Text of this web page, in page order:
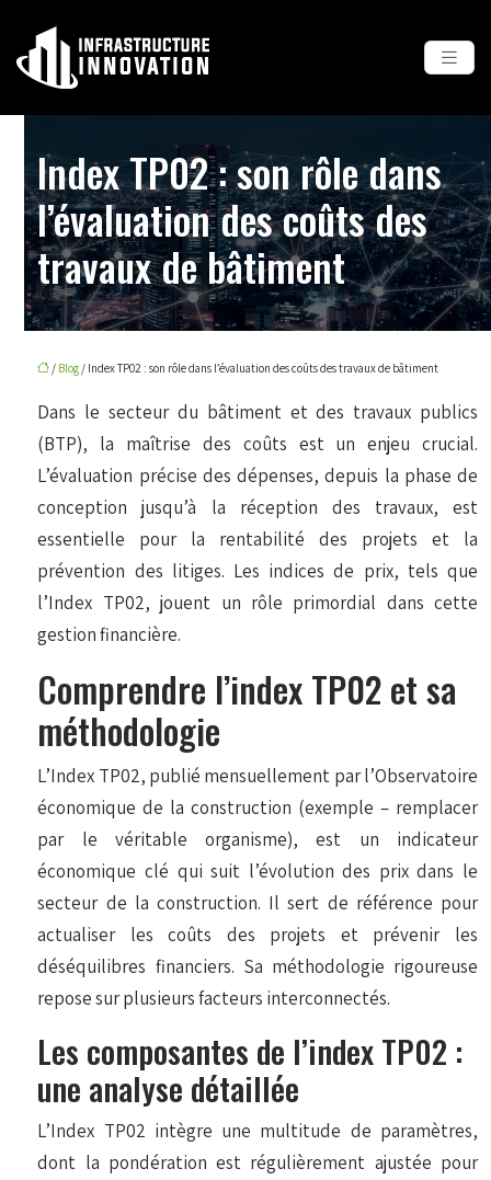
Index TP02 : son rôle dans
l’évaluation des coûts des
travaux de bâtiment
/ Blog / Index TP02 : son rôle dans l’évaluation des coûts des travaux de bâtiment
Dans le secteur du bâtiment et des travaux publics
(BTP), la maîtrise des coûts est un enjeu crucial.
L’évaluation précise des dépenses, depuis la phase de
conception jusqu’à la réception des travaux, est
essentielle pour la rentabilité des projets et la
prévention des litiges. Les indices de prix, tels que
l’Index TP02, jouent un rôle primordial dans cette
gestion financière.
Comprendre l’index TP02 et sa
méthodologie
L’Index TP02, publié mensuellement par l’Observatoire
économique de la construction (exemple – remplacer
par le véritable organisme), est un indicateur
économique clé qui suit l’évolution des prix dans le
secteur de la construction. Il sert de référence pour
actualiser les coûts des projets et prévenir les
déséquilibres financiers. Sa méthodologie rigoureuse
repose sur plusieurs facteurs interconnectés.
Les composantes de l’index TP02 :
une analyse détaillée
L’Index TP02 intègre une multitude de paramètres,
dont la pondération est régulièrement ajustée pour